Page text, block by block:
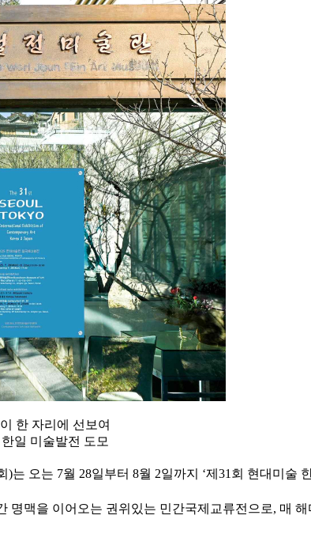
한 자리에 선보여
일 미술발전 도모
오는 7월 28일부터 8월 2일까지 ‘제31회 현대미술
명맥을 이어오는 권위있는 민간국제교류전으로, 매